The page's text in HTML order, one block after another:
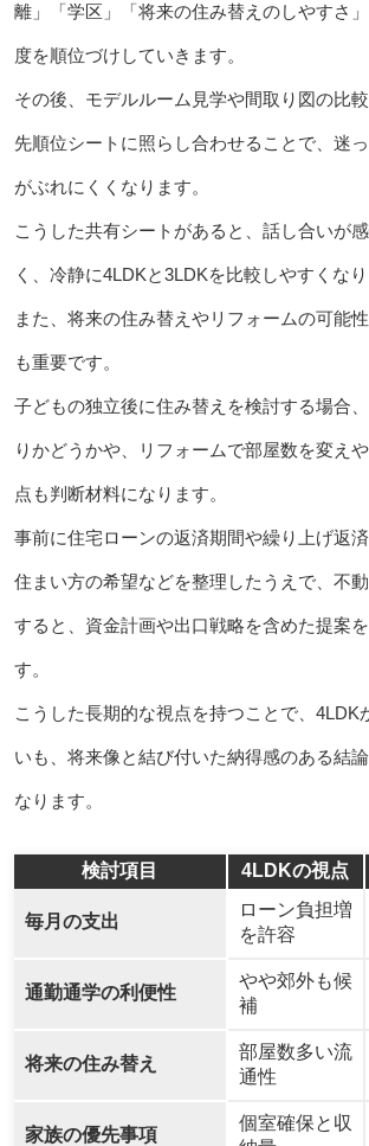
離」「学区」「将来の住み替えのしやすさ
度を順位づけしていきます。
その後、モデルルーム見学や間取り図の比
先順位シートに照らし合わせることで、迷
がぶれにくくなります。
こうした共有シートがあると、話し合いが
く、冷静に4LDKと3LDKを比較しやすくなり
また、将来の住み替えやリフォームの可能
も重要です。
子どもの独立後に住み替えを検討する場合
りかどうかや、リフォームで部屋数を変え
点も判断材料になります。
事前に住宅ローンの返済期間や繰り上げ返
住まい方の希望などを整理したうえで、不
すると、資金計画や出口戦略を含めた提案
す。
こうした長期的な視点を持つことで、4LDK
いも、将来像と結び付いた納得感のある結
なります。
検討項目 4LDKの視点
毎月の支出
ローン負担増
を許容
通勤通学の利便性
やや郊外も候
補
将来の住み替え
部屋数多い流
通性
家族の優先事項
個室確保と収